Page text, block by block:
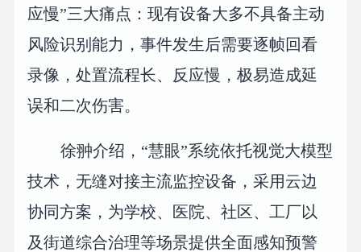
应慢”三大痛点：现有设备大多不具备主动
风险识别能力，事件发生后需要逐帧回看
录像，处置流程长、反应慢，极易造成延
误和二次伤害。
徐翀介绍，“慧眼”系统依托视觉大模型
技术，无缝对接主流监控设备，采用云边
协同方案，为学校、医院、社区、工厂以
及街道综合治理等场景提供全面感知预警